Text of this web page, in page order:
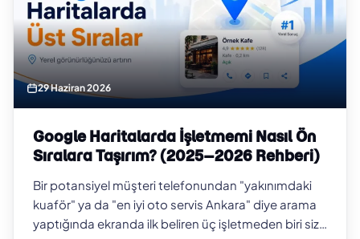
29 Haziran 2026
Google Haritalarda İşletmemi Nasıl Ön
Sıralara Taşırım? (2025–2026 Rehberi)
Bir potansiyel müşteri telefonundan "yakınımdaki
kuaför" ya da "en iyi oto servis Ankara" diye arama
yaptığında ekranda ilk beliren üç işletmeden biri siz